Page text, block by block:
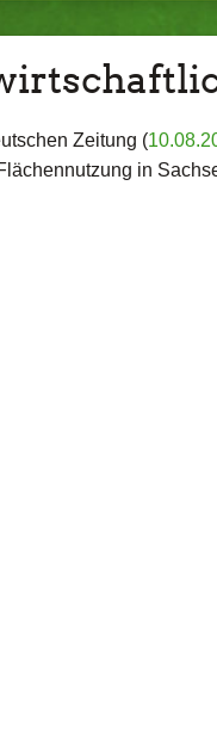
Zeitung (
in